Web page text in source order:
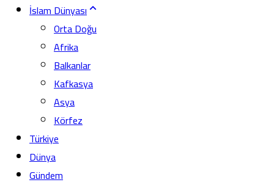
İslam Dünyası
Orta Doğu
Afrika
Balkanlar
Kafkasya
Asya
Körfez
Türkiye
Dünya
Gündem